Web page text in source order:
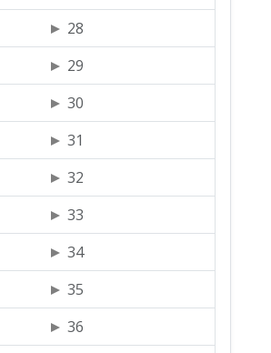
28
29
30
31
32
33
34
35
36